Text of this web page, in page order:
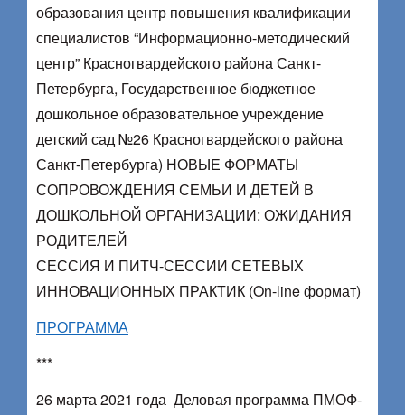
образования центр повышения квалификации
специалистов “Информационно-методический
центр” Красногвардейского района Санкт-
Петербурга, Государственное бюджетное
дошкольное образовательное учреждение
детский сад №26 Красногвардейского района
Санкт-Петербурга) НОВЫЕ ФОРМАТЫ
СОПРОВОЖДЕНИЯ СЕМЬИ И ДЕТЕЙ В
ДОШКОЛЬНОЙ ОРГАНИЗАЦИИ: ОЖИДАНИЯ
РОДИТЕЛЕЙ
СЕССИЯ И ПИТЧ-СЕССИИ СЕТЕВЫХ
ИННОВАЦИОННЫХ ПРАКТИК (On-line формат)
ПРОГРАММА
***
26 марта 2021 года Деловая программа ПМОФ-